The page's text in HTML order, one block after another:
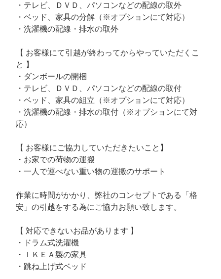
・テレビ、ＤＶＤ、パソコンなどの配線の取外
・ベッド、家具の分解（※オプションにて対応）
・洗濯機の配線・排水の取外
【 お客様にて引越が終わってからやっていただくこ
と 】
・ダンボールの開梱
・テレビ、ＤＶＤ、パソコンなどの配線の取付
・ベッド、家具の組立（※オプションにて対応）
・洗濯機の配線・排水の取付（※オプションにて対
応）
【 お客様にご協力していただきたいこと】
・お家での荷物の運搬
・一人で運べない重い物の運搬のサポート
作業に時間がかかり、弊社のコンセプトである「格
安」の引越をする為にご協力お願い致します。
【 対応できないお品があります 】
・ドラム式洗濯機
・ＩＫＥＡ製の家具
・跳ね上げ式ベッド